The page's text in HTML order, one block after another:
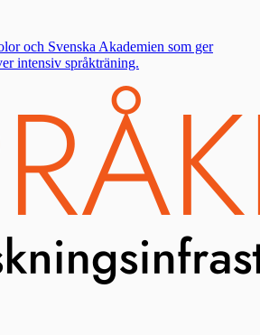
och Svenska Akademien som ger
intensiv språkträning.